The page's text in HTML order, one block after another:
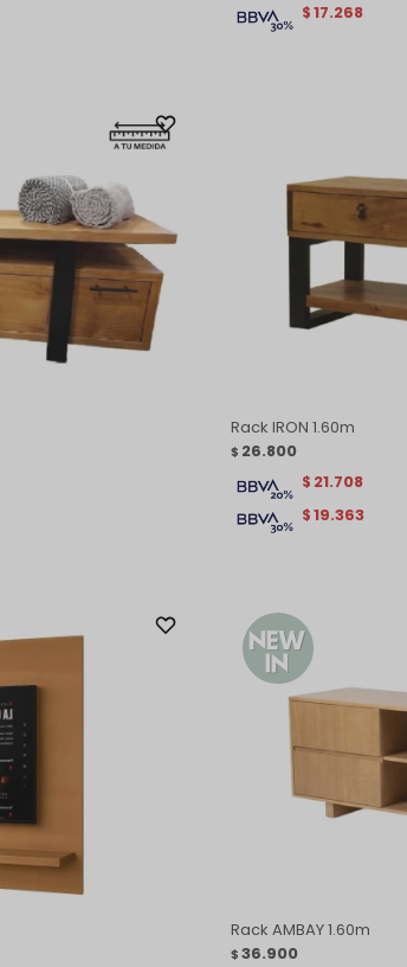
$17.268
Rack IRON 1.60m
$ 26.800
$19.363
$ 21.708
Rack AMBAY 1.60m
$ 36.900